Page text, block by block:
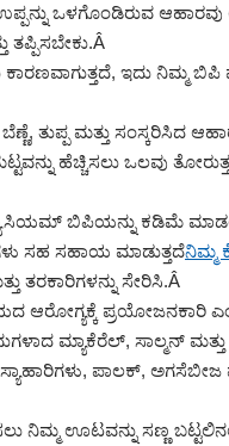
ಒಳಗೊಂಡಿರುವ ಆಹಾರವು
ತಪ್ಪಿಸಬೇಕು.Â
ಕಾರಣವಾಗುತ್ತದೆ, ಇದು ನಿಮ್ಮ
ಬೆಣ್ಣೆ, ತುಪ್ಪ ಮತ್ತು ಸಂಸ್ಕರಿಸಿದ
ಹೆಚ್ಚಿಸಲು ಒಲವು
ಬಿಪಿಯನ್ನು ಕಡಿಮೆ
ಸಹ ಸಹಾಯ ಮಾಡುತ್ತದೆನಿಮ್ಮ
ತರಕಾರಿಗಳನ್ನು ಸೇರಿಸಿ.Â
ಆರೋಗ್ಯಕ್ಕೆ ಪ್ರಯೋಜನಕಾರಿ
ಮ್ಯಾಕೆರೆಲ್, ಸಾಲ್ಮನ್
ಪಾಲಕ್,
ನಿಮ್ಮ ಊಟವನ್ನು ಸಣ್ಣ